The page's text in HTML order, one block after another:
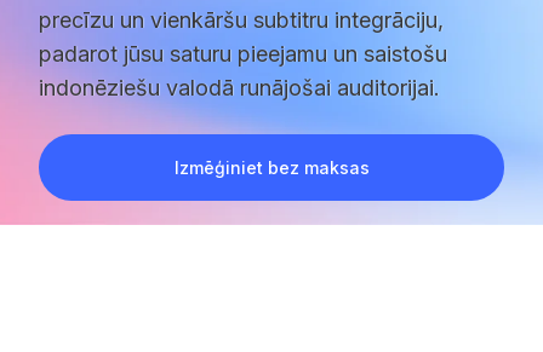
precīzu un vienkāršu subtitru integrāciju,
padarot jūsu saturu pieejamu un saistošu
indonēziešu valodā runājošai auditorijai.
Izmēģiniet bez maksas